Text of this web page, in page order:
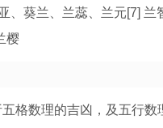
葵兰、兰蕊、兰元[7] 兰
樱
格数理的吉凶，及五行